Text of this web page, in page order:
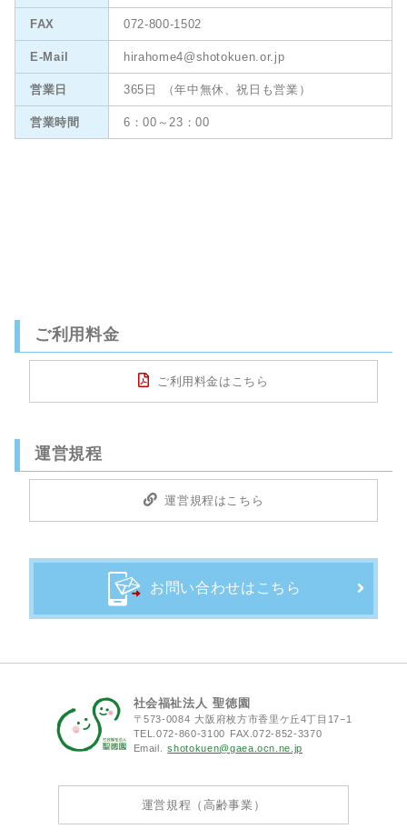
FAX 072-800-1502
E-Mail hirahome4@shotokuen.or.jp
営業日 365日 （年中無休、祝日も営業）
営業時間 6：00～23：00
ご利用料金
ご利用料金はこちら
運営規程
運営規程はこちら
お問い合わせはこちら
社会福祉法人 聖徳園
〒573-0084 大阪府枚方市香里ケ丘4丁目17−1
TEL.072-860-3100 FAX.072-852-3370
Email.shotokuen@gaea.ocn.ne.jp
運営規程（高齢事業）